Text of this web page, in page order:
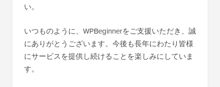
い。
いつものように、WPBeginnerをご支援いただき、誠
にありがとうございます。今後も長年にわたり皆様
にサービスを提供し続けることを楽しみにしていま
す。